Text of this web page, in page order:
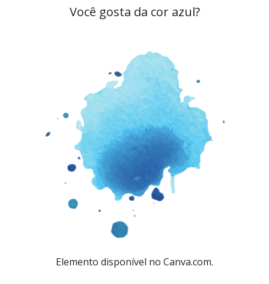
Você gosta da cor azul?
Elemento disponível no Canva.com.